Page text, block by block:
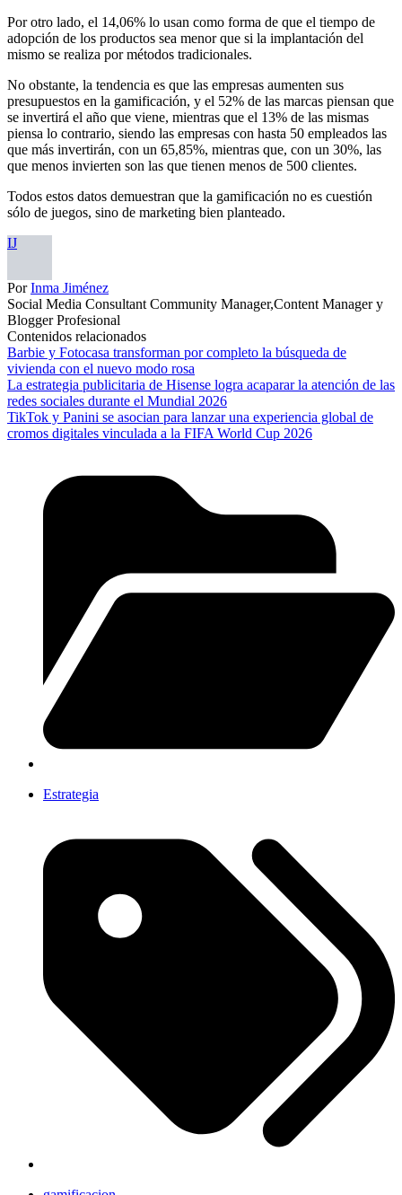
Por otro lado, el 14,06% lo usan como forma de que el tiempo de
adopción de los productos sea menor que si la implantación del
mismo se realiza por métodos tradicionales.
No obstante, la tendencia es que las empresas aumenten sus
presupuestos en la gamificación, y el 52% de las marcas piensan que
se invertirá el año que viene, mientras que el 13% de las mismas
piensa lo contrario, siendo las empresas con hasta 50 empleados las
que más invertirán, con un 65,85%, mientras que, con un 30%, las
que menos invierten son las que tienen menos de 500 clientes.
Todos estos datos demuestran que la gamificación no es cuestión
sólo de juegos, sino de marketing bien planteado.
IJ
PorInma Jiménez
Social Media Consultant Community Manager,Content Manager y
Blogger Profesional
Contenidos relacionados
Barbie y Fotocasa transforman por completo la búsqueda de
vivienda con el nuevo modo rosa
La estrategia publicitaria de Hisense logra acaparar la atención de las
redes sociales durante el Mundial 2026
TikTok y Panini se asocian para lanzar una experiencia global de
cromos digitales vinculada a la FIFA World Cup 2026
Estrategia